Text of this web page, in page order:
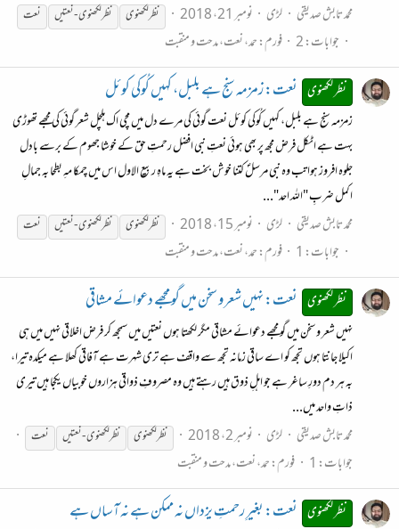
محمد تابش صدیقی
لڑی نومبر 21، 2018 نظرلکھنوی نظرلکھنوی- نعتیں نعت
جوابات: 2 فورم:حمد، نعت، مدحت و منقبت
نظر لکھنوی نعت: زمزمہ سنج ہے بلبل، کہیں کُوکی کوئل
زمزمہ سنج ہے بلبل، کہیں کُوکی کوئل نعت گوئی کی مرے دل میں مچی اک ہلچل شعر گوئی کی مجھے تھوڑی
بہت ہے اٹکل فرض مجھ پر بھی ہوئی نعتِ نبی افضل رحمتِ حق کے خوشا جھوم کے برسے بادل
جلوہ افروز ہوا تب وہ نبی مرسلؐ کتنا خوش بخت ہے یہ ماہِ ربیع الاول اس میں چمکا مہِ بطحا بہ جمالِ
اکمل ضربِ "اللہ احد"...
محمد تابش صدیقی
لڑی نومبر 15، 2018 نظرلکھنوی نظرلکھنوی- نعتیں نعت
جوابات: 1 فورم:حمد، نعت، مدحت و منقبت
نظر لکھنوی نعت: نہیں شعر و سخن میں گو مجھے دعوائے مشاقی
نہیں شعر و سخن میں گو مجھے دعوائے مشاقی مگر لکھتا ہوں نعتیں میں سمجھ کر فرض اخلاقی نہیں میں ہی
اکیلا جانتا ہوں تجھ کو اے ساقی زمانہ تجھ سے واقف ہے تری شہرت ہے آفاقی کھلا ہے میکدہ تیرا،
بہ ہر دم دورِ ساغر ہے جو اہلِ ذوق ہیں رہتے ہیں وہ مصروفِ ذواقی ہزاروں خوبیاں یکجا ہیں تیری
ذاتِ واحد میں...
محمد تابش صدیقی
لڑی نومبر 2، 2018 نظرلکھنوی نظرلکھنوی- نعتیں نعت
جوابات: 1 فورم:حمد، نعت، مدحت و منقبت
نظر لکھنوی نعت: بغیرِ رحمتِ یزداں نہ ممکن ہے نہ آساں ہے